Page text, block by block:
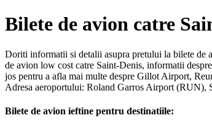
Bilete de avion catre
Doriti informatii si detalii asupra pretului la bilete
de avion low cost catre Saint-Denis, informatii
jos pentru a afla mai multe despre Gillot Airport,
Adresa aeroportului: Roland Garros Airport (RUN),
Bilete de avion ieftine pentru destinatiile: